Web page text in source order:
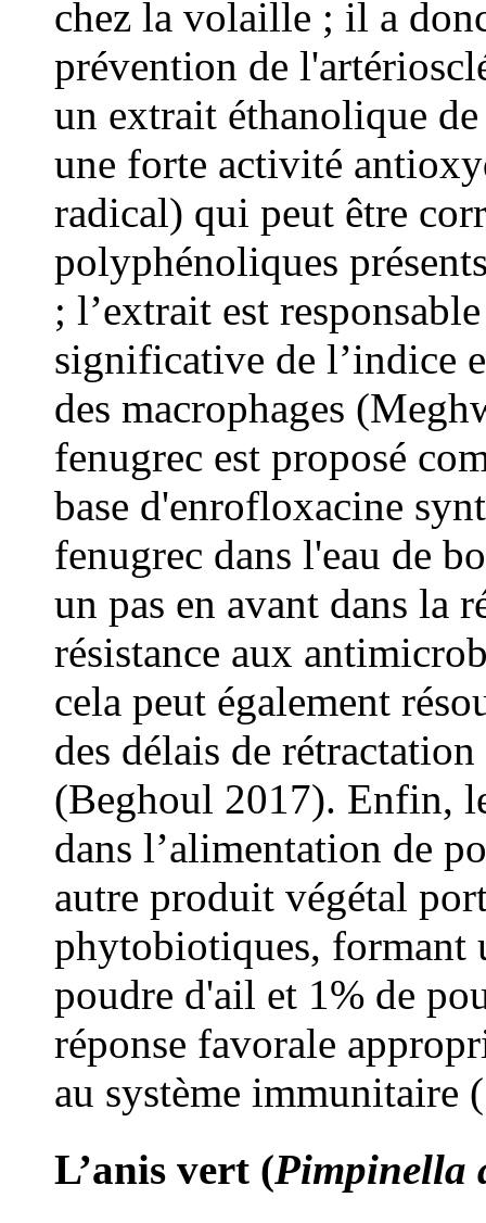
chez la volaille ; il a
prévention de
un extrait éthanolique
une forte activité
radical) qui peut être
polyphénoliques
; l’extrait est
significative de l’indice
des macrophages
fenugrec est proposé
base d'enrofloxacine
fenugrec dans l'eau de
un pas en avant dans la
résistance aux
cela peut également
des délais de
(Beghoul 2017). Enfin,
dans l’alimentation de
autre produit végétal
phytobiotiques, formant
poudre d'ail et 1% de
réponse favorale
au système immunitaire
L’anis vert (Pimpinella